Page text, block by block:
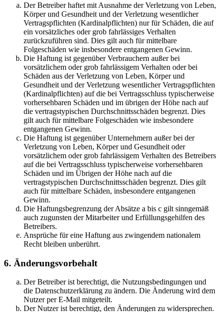
Der Betreiber haftet mit Ausnahme der Verletzung von Leben,
Körper und Gesundheit und der Verletzung wesentlicher
Vertragspflichten (Kardinalpflichten) nur für Schäden, die auf
ein vorsätzliches oder grob fahrlässiges Verhalten
zurückzuführen sind. Dies gilt auch für mittelbare
Folgeschäden wie insbesondere entgangenen Gewinn.
Die Haftung ist gegenüber Verbrauchern außer bei
vorsätzlichem oder grob fahrlässigem Verhalten oder bei
Schäden aus der Verletzung von Leben, Körper und
Gesundheit und der Verletzung wesentlicher Vertragspflichten
(Kardinalpflichten) auf die bei Vertragsschluss typischerweise
vorhersehbaren Schäden und im übrigen der Höhe nach auf
die vertragstypischen Durchschnittsschäden begrenzt. Dies
gilt auch für mittelbare Folgeschäden wie insbesondere
entgangenen Gewinn.
Die Haftung ist gegenüber Unternehmern außer bei der
Verletzung von Leben, Körper und Gesundheit oder
vorsätzlichem oder grob fahrlässigem Verhalten des Betreibers
auf die bei Vertragsschluss typischerweise vorhersehbaren
Schäden und im Übrigen der Höhe nach auf die
vertragstypischen Durchschnittsschäden begrenzt. Dies gilt
auch für mittelbare Schäden, insbesondere entgangenen
Gewinn.
Die Haftungsbegrenzung der Absätze a bis c gilt sinngemäß
auch zugunsten der Mitarbeiter und Erfüllungsgehilfen des
Betreibers.
Ansprüche für eine Haftung aus zwingendem nationalem
Recht bleiben unberührt.
6. Änderungsvorbehalt
Der Betreiber ist berechtigt, die Nutzungsbedingungen und
die Datenschutzerklärung zu ändern. Die Änderung wird dem
Nutzer per E-Mail mitgeteilt.
Der Nutzer ist berechtigt, den Änderungen zu widersprechen.